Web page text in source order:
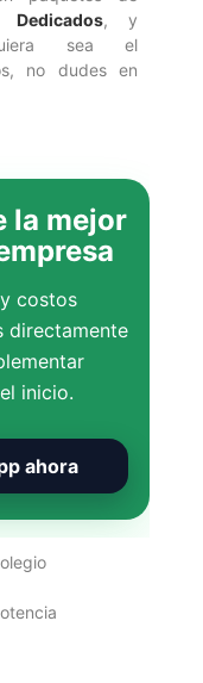
Dedicados, y
sea el
no dudes en
la mejor
costos
directamente
inicio.
ahora